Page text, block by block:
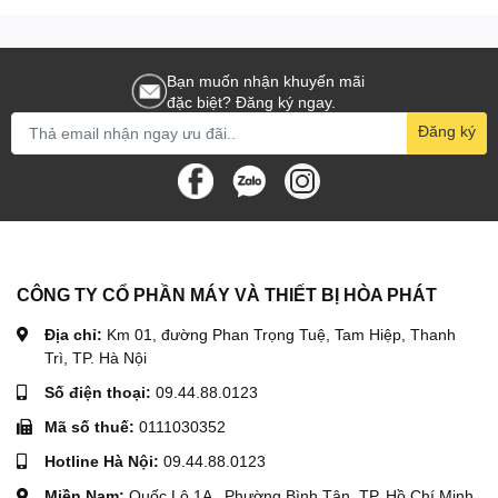
Mở khóa nhiên liệu, kéo ga về mức khởi động.
Sử dụng cần khởi động (hoặc đề) để nổ máy.
Cho máy chạy không tải 2–3 phút trước khi đưa vào tải
thực tế.
Giữ tốc độ vòng quay ổn định.
Luôn quan sát khói xả, tiếng nổ để phát hiện bất thường.
5. Hướng dẫn bảo dưỡng đầu nổ Diesel Chang Chai D28
L28N
Bạn muốn nhận khuyến mãi
đặc biệt? Đăng ký ngay.
Đăng ký
CÔNG TY CỔ PHẦN MÁY VÀ THIẾT BỊ HÒA PHÁT
Địa chỉ: Km 01, đường Phan Trọng Tuệ, Tam Hiệp, Thanh
Trì, TP. Hà Nội
Số điện thoại: 09.44.88.0123
Mã số thuế: 0111030352
Hotline Hà Nội: 09.44.88.0123